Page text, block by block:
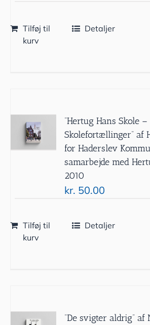
Tilføj til
kurv
Detaljer
”Hertug Hans Skole –
Skolefortællinger” af
for Haderslev
samarbejde med
2010
kr. 50.00
Tilføj til
kurv
Detaljer
”De svigter aldrig” af